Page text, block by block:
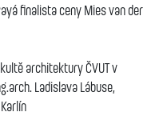
finalista ceny Mies van der
architektury ČVUT v
Ladislava Lábuse,